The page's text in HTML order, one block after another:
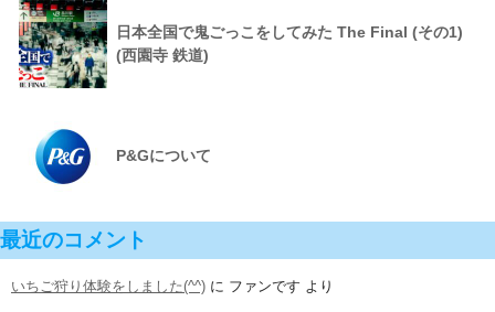
日本全国で鬼ごっこをしてみた The Final (その1)
(西園寺 鉄道)
P&Gについて
最近のコメント
いちご狩り体験をしました(^^) に ファンです より